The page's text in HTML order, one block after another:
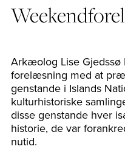
Arkæolog Lise Gjedssø
forelæsning med at
genstande i Islands
kulturhistoriske
disse genstande hver
historie, de var
nutid.